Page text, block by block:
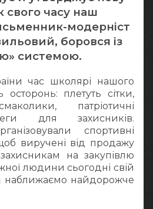
свого часу наш
модерніст
боровся із
системою.
час школярі нашого
осторонь: плетуть сітки,
патріотичні
для захисників.
спортивні
виручені від продажу
на закупівлю
людини сьогодні свій
наближаємо найдорожче